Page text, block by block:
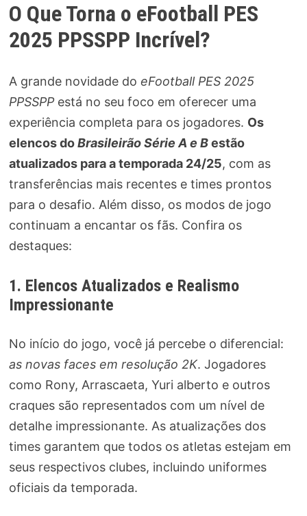
O Que Torna o eFootball PES
2025 PPSSPP Incrível?
A grande novidade do eFootball PES 2025
PPSSPPestá no seu foco em oferecer uma
experiência completa para os jogadores. Os
elencos doBrasileirão Série A e Bestão
atualizados para a temporada 24/25, com as
transferências mais recentes e times prontos
para o desafio. Além disso, os modos de jogo
continuam a encantar os fãs. Confira os
destaques:
1. Elencos Atualizados e Realismo
Impressionante
No início do jogo, você já percebe o diferencial:
as novas faces em resolução 2K. Jogadores
como Rony, Arrascaeta, Yuri alberto e outros
craques são representados com um nível de
detalhe impressionante. As atualizações dos
times garantem que todos os atletas estejam em
seus respectivos clubes, incluindo uniformes
oficiais da temporada.